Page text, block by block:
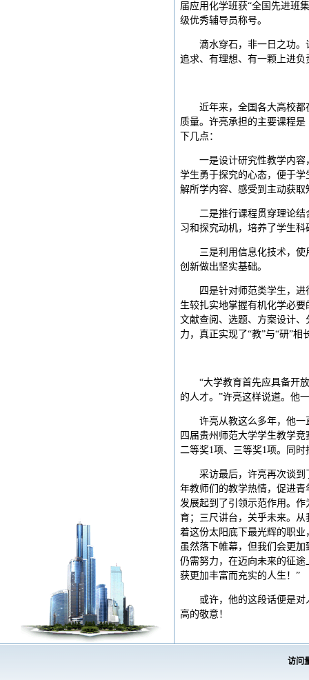
届应用化学班获“全国先进班
级优秀辅导员称号。
滴水穿石，非一日之功
追求、有理想、有一颗上进
近年来，全国各大高校
质量。许亮承担的主要课程
下几点：
一是设计研究性教学内
学生勇于探究的心态，便于学
解所学内容、感受到主动获
二是推行课程贯穿理论
习和探究动机，培养了学生
三是利用信息化技术，
创新做出坚实基础。
四是针对师范类学生，
生较扎实地掌握有机化学必
文献查阅、选题、方案设计
力，真正实现了“教”与“研”相
“大学教育首先应具备开
的人才。”许亮这样说道。他
许亮从教这么多年，他
四届贵州师范大学学生教学
二等奖1项、三等奖1项。同
采访最后，许亮再次谈
年教师们的教学热情，促进
发展起到了引领示范作用。
育；三尺讲台，关乎未来。
着这份太阳底下最光辉的职
虽然落下帷幕，但我们会更
仍需努力，在迈向未来的征
获更加丰富而充实的人生！”
或许，他的这段话便是
高的敬意！
访问